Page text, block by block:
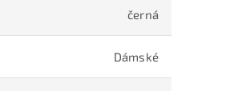
černá
Dámské